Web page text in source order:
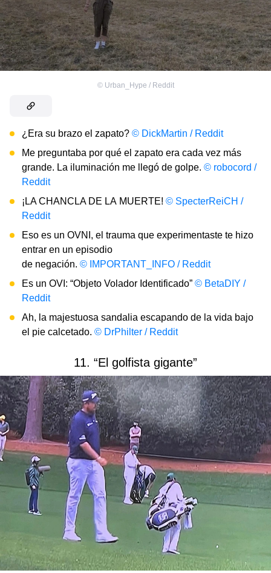
© Urban_Hype / Reddit
¿Era su brazo el zapato? © DickMartin / Reddit
Me preguntaba por qué el zapato era cada vez más
grande. La iluminación me llegó de golpe. © robocord /
Reddit
¡LA CHANCLA DE LA MUERTE! © SpecterReiCH /
Reddit
Eso es un OVNI, el trauma que experimentaste te hizo
entrar en un episodio
de negación. © IMPORTANT_INFO / Reddit
Es un OVI: “Objeto Volador Identificado” © BetaDIY /
Reddit
Ah, la majestuosa sandalia escapando de la vida bajo
el pie calcetado. © DrPhilter / Reddit
11. “El golfista gigante”